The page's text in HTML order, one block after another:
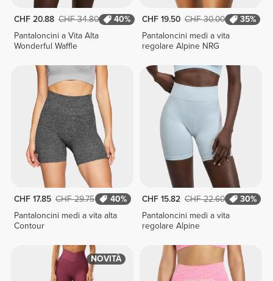
CHF 20.88 CHF 34.80
40%
Pantaloncini a Vita Alta
Wonderful Waffle
CHF 19.50 CHF 30.00
35%
Pantaloncini medi a vita
regolare Alpine NRG
CHF 17.85 CHF 29.75
40%
Pantaloncini medi a vita alta
Contour
CHF 15.82 CHF 22.60
30%
Pantaloncini medi a vita
regolare Alpine
NOVITÀ